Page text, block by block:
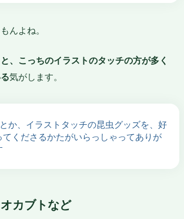
んよね。
、こっちのイラストのタッチの方が多く
気がします。
か、イラストタッチの昆虫グッズを、好
てくださるかたがいらっしゃってありが
カブトなど